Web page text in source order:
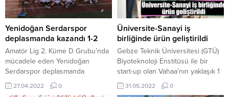
Perşembe gününe kadar devam
edecek. Hava sıcaklıkları ise 26-
27 derece arasında değişecek.
Perşembe günü...
yaralandı. Kazanın 112 Acil Çağrı
Merkezi’ne bildirilmesi üzerine
adrese sağlık ve polis...
Yenidoğan Serdarspor
deplasmanda kazandı 1-2
Amatör Lig 2. Küme D Grubu’nda
mücadele eden Yenidoğan
Serdarspor deplasmanda
mücadele ettiği Yeşilovaspor’u 2-1
mağlup etti. A GRUBU
27.04.2022 0
Üniversite-Sanayi iş
birliğinde ürün geliştirildi
Gebze Teknik Üniversitesi (GTÜ)
Biyoteknoloji Enstitüsü ile bir
start-up olan Vahaa’nın yaklaşık 1
yıldır GTÜ Teknoloji Transfer Ofisi
(TTO) A.Ş.’nin vasıtasıyla
31.05.2022 0